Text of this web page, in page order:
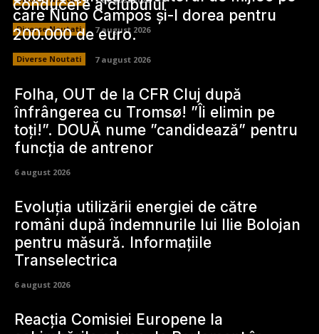
conducere a clubului
Diverse Noutati 7 august 2026
care Nuno Campos și-l dorea pentru
200.000 de euro.
Diverse Noutati 7 august 2026
Folha, OUT de la CFR Cluj după
înfrângerea cu Tromsø! ”Îi elimin pe
toți!”. DOUĂ nume ”candidează” pentru
funcția de antrenor
6 august 2026
Evoluția utilizării energiei de către
români după îndemnurile lui Ilie Bolojan
pentru măsură. Informațiile
Transelectrica
6 august 2026
Reacția Comisiei Europene la